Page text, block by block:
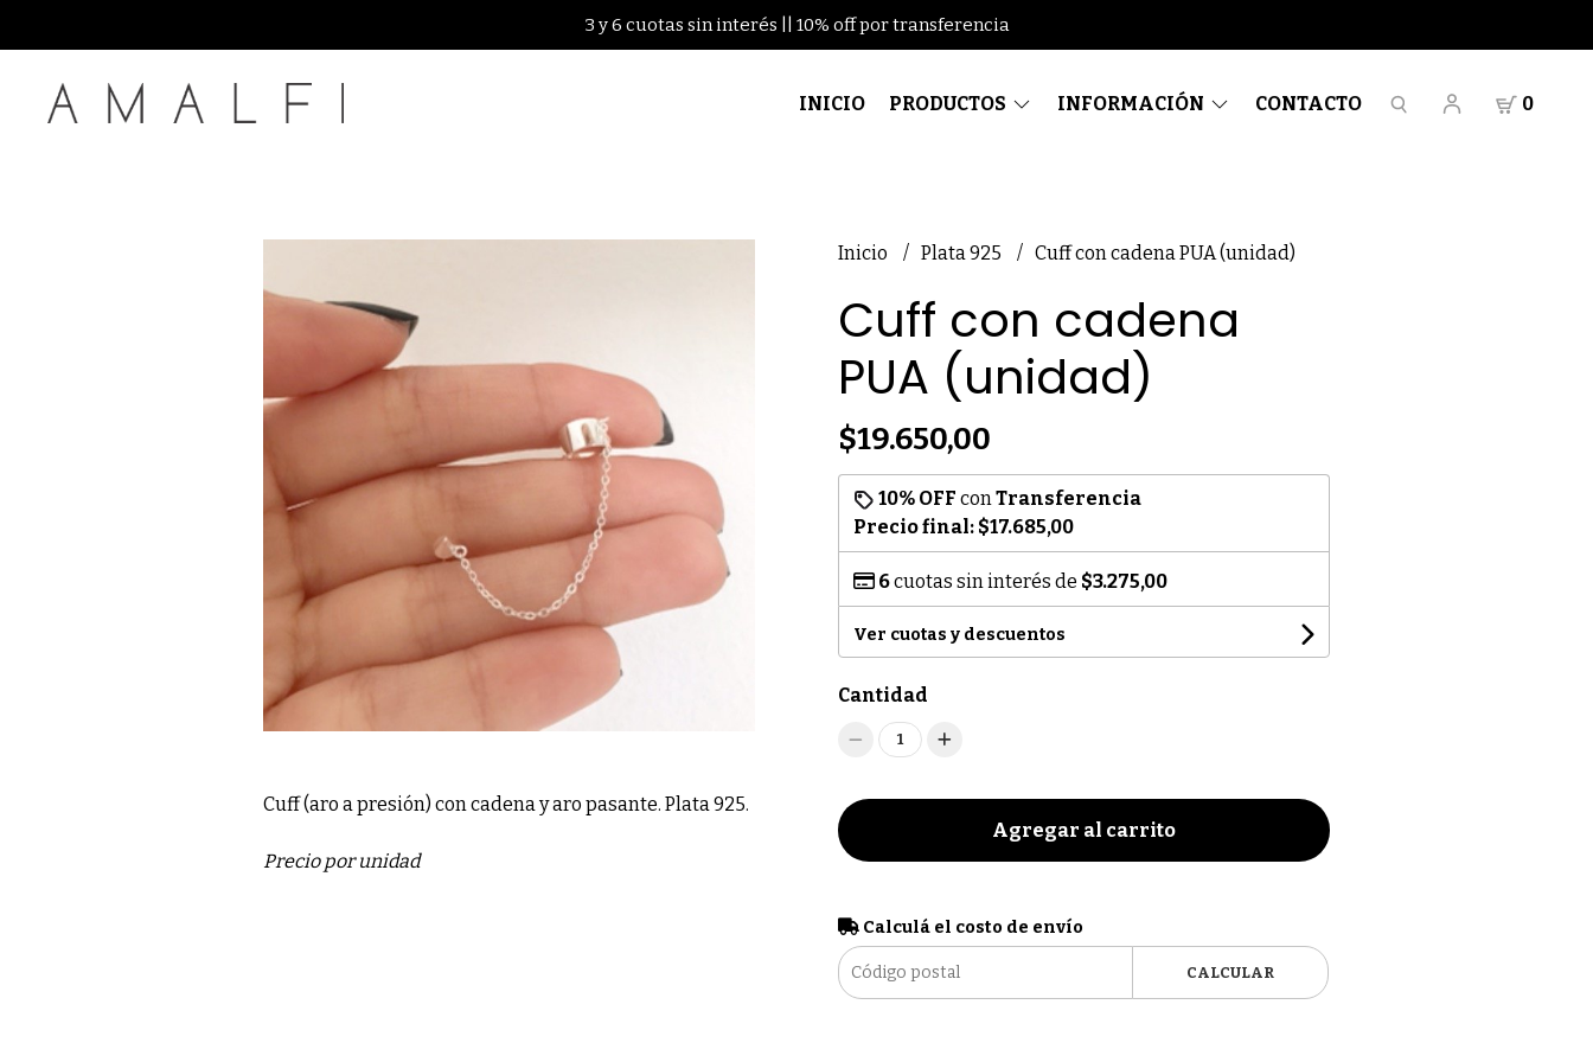
3 y 6 cuotas sin interés || 10% off por transferencia
INICIO PRODUCTOS INFORMACIÓN CONTACTO 0
Cuff (aro a presión) con cadena y aro pasante. Plata 925.
Precio por unidad
Inicio Plata 925 Cuff con cadena PUA (unidad)
Cuff con cadena
PUA (unidad)
$19.650,00
10% OFF conTransferencia
Precio final: $17.685,00
6cuotas sin interés de $3.275,00
Ver cuotas y descuentos
Cantidad
1
Agregar al carrito
Calculá el costo de envío
CALCULAR